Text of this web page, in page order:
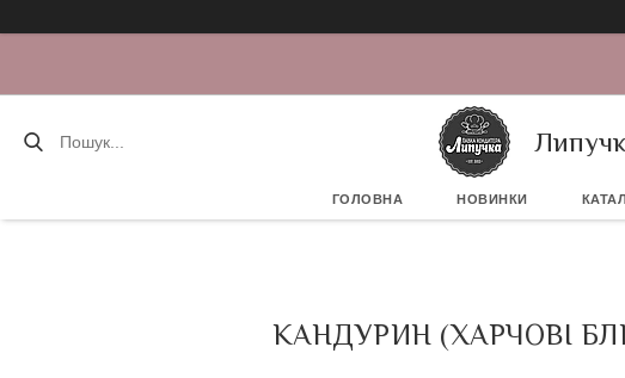
ГОЛОВНА НОВИНКИ
КАНДУРИН (ХАРЧОВІ